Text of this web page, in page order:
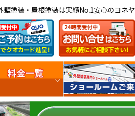
壁塗装・屋根塗装は実績No.1安心のヨネヤ
料金一覧